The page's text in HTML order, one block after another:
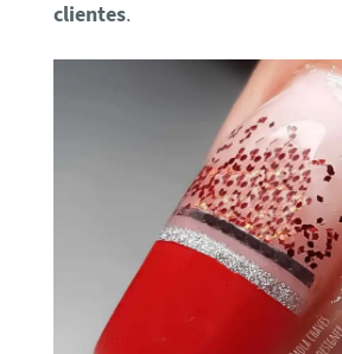
clientes.